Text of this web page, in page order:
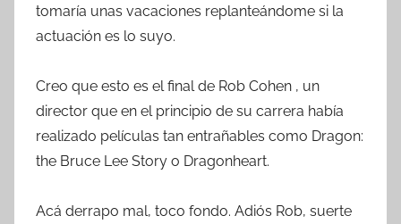
tomaría unas vacaciones replanteándome si la
actuación es lo suyo.
Creo que esto es el final de Rob Cohen , un
director que en el principio de su carrera había
realizado películas tan entrañables como Dragon:
the Bruce Lee Story o Dragonheart.
Acá derrapo mal, toco fondo. Adiós Rob, suerte